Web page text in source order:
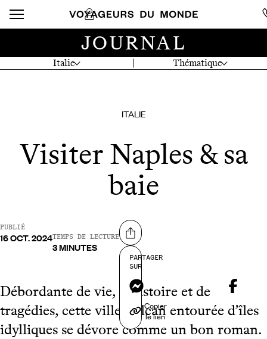
Italie Thématique
JOURNAL
ITALIE
Visiter Naples & sa
baie
PUBLIÉ
16 OCT. 2024TEMPS DE LECTURE
3 MINUTES
Partager sur
PARTAGER
SUR
Messenger
Copier
le lien
Débordante de vie, d’histoire et de
tragédies, cette ville-volcan entourée d’îles
idylliques se dévore comme un bon roman.